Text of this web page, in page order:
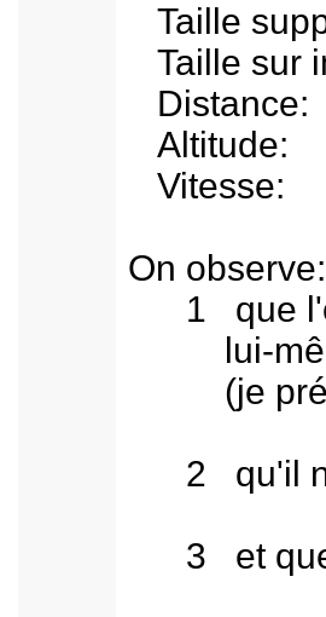
Taille
Taille sur
Altitude:
Vitesse:
On observe:
1 que
lui-
(je
2 qu'il n'y
3 et que